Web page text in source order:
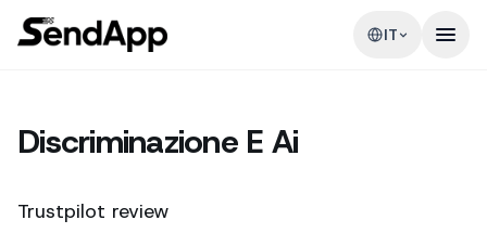
IT
Discriminazione E Ai
Trustpilot review